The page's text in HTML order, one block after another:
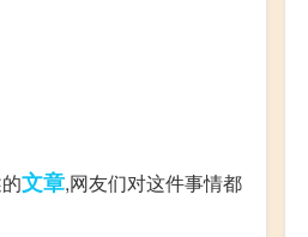
文章,网友们对这件事情都